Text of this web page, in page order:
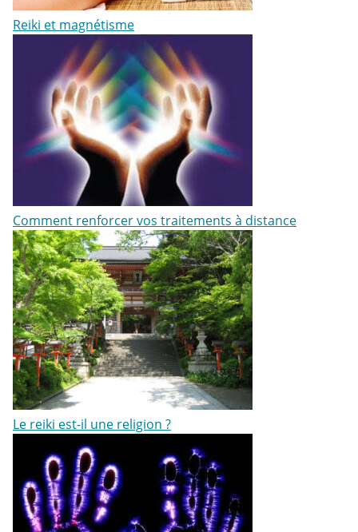
Reiki et magnétisme
Comment renforcer vos traitements à distance
Le reiki est-il une religion ?